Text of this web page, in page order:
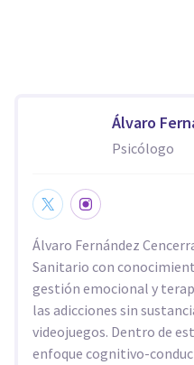
Álvaro
Psicólogo
Álvaro Fernández
Sanitario con
gestión emocional y
las adicciones sin
videojuegos. Dentro de
enfoque cognitivo-